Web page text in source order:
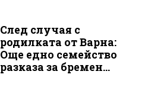
След случая с
родилката от Варна:
Още едно семейство
разказа за бремен...